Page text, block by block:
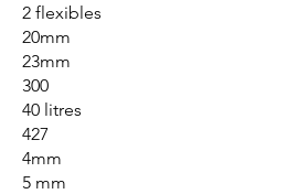
2 flexibles
20mm
23mm
300
40 litres
427
4mm
5 mm